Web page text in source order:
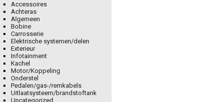
Accessoires
Achteras
Algemeen
Bobine
Carrosserie
Elektrische systemen/delen
Exterieur
Infotainment
Kachel
Motor/Koppeling
Onderstel
Pedalen/gas-/remkabels
Uitlaatsysteem/brandstoftank
Uncategorized